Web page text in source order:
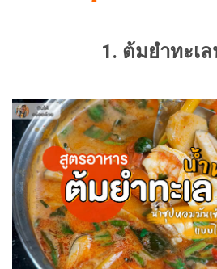
1. ต้มยำทะเ